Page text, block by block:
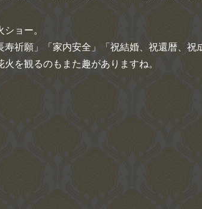
ョー。
祈願」「家内安全」「祝結婚、祝還暦、祝
を観るのもまた趣がありますね。